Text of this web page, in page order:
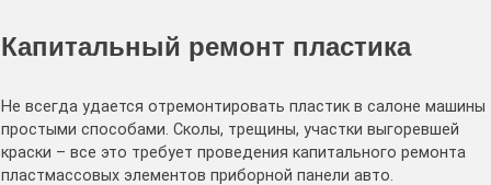
Капитальный ремонт пластика
Не всегда удается отремонтировать пластик в салоне машины
простыми способами. Сколы, трещины, участки выгоревшей
краски – все это требует проведения капитального ремонта
пластмассовых элементов приборной панели авто.